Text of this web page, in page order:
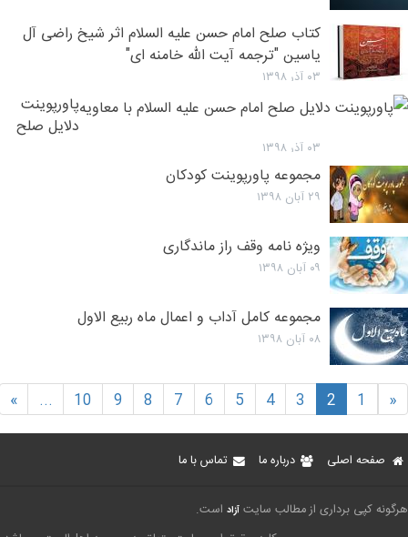
کتاب صلح امام حسن علیه السلام اثر شیخ راضی آل
یاسین "ترجمه آیت الله خامنه ای"
۰۳ آذر ۱۳۹۸
پاورپوینت
دلایل صلح
۰۳ آذر ۱۳۹۸
مجموعه پاورپوینت کودکان
۲۹ آبان ۱۳۹۸
ویژه نامه وقف راز ماندگاری
۰۹ آبان ۱۳۹۸
مجموعه کامل آداب و اعمال ماه ربیع الاول
۰۸ آبان ۱۳۹۸
«
1
2
3
4
5
6
7
8
9
10
...
»
صفحه اصلی درباره ما تماس با ما
هرگونه کپی برداری از مطالب سایت آزاداست.